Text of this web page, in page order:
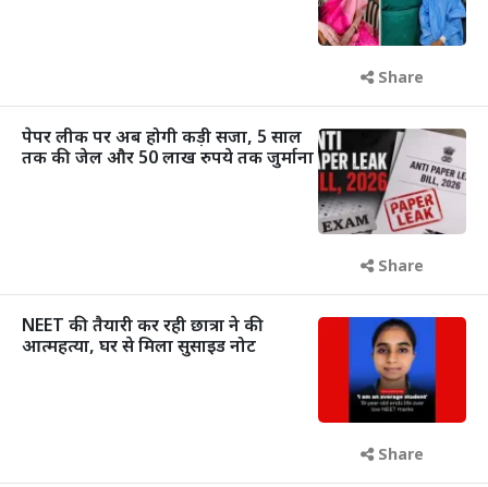
Share
पेपर लीक पर अब होगी कड़ी सजा, 5 साल
तक की जेल और 50 लाख रुपये तक जुर्माना
Share
NEET की तैयारी कर रही छात्रा ने की
आत्महत्या, घर से मिला सुसाइड नोट
Share